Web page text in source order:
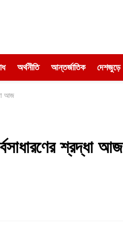
অর্থনীতি আন্তর্জাতিক দেশজুড়ে
আজ
শ্রদ্ধা আজ